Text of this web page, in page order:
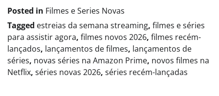
Posted in Filmes e Series Novas​
Tagged estreias da semana streaming, filmes e séries
para assistir agora, filmes novos 2026, filmes recém-
lançados, lançamentos de filmes, lançamentos de
séries, novas séries na Amazon Prime, novos filmes na
Netflix, séries novas 2026, séries recém-lançadas